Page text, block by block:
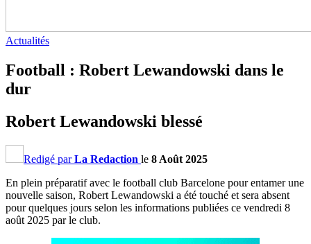
Actualités
Football : Robert Lewandowski dans le
dur
Robert Lewandowski blessé
Redigé parLa Redaction le 8 Août 2025
En plein préparatif avec le football club Barcelone pour entamer une
nouvelle saison, Robert Lewandowski a été touché et sera absent
pour quelques jours selon les informations publiées ce vendredi 8
août 2025 par le club.